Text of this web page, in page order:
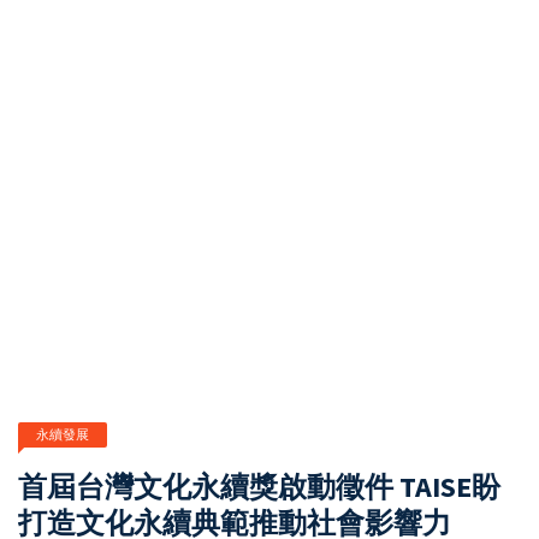
永續發展
首屆台灣文化永續獎啟動徵件 TAISE盼
打造文化永續典範推動社會影響力